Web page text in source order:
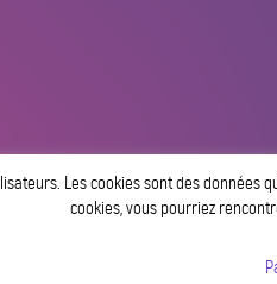
Les cookies sont des
cookies, vous pourriez